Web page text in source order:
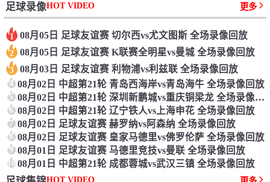
足球录像HOT VIDEO 更多
1 08月05日 足球友谊赛 切尔西vs尤文图斯 全场录像回放
2 08月05日 足球友谊赛 K联赛全明星vs曼城 全场录像回放
3 08月03日 足球友谊赛 利物浦vs利兹联 全场录像回放
4 08月02日 中超第21轮 青岛西海岸vs青岛海牛 全场录像回放
5 08月02日 中超第21轮 深圳新鹏城vs重庆铜梁龙 全场录像回放
6 08月02日 中超第21轮 辽宁铁人vs上海申花 全场录像回放
7 08月02日 足球友谊赛 赫罗纳vs阿森纳 全场录像回放
8 08月02日 足球友谊赛 皇家马德里vs佛罗伦萨 全场录像回放
9 08月01日 足球友谊赛 马德里竞技vs曼联 全场录像回放
1008月01日 中超第21轮 成都蓉城vs武汉三镇 全场录像回放
HOT VIDEO